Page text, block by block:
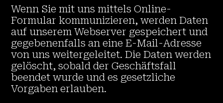
Wenn Sie mit uns mittels Online-
Formular kommunizieren, werden Daten
auf unserem Webserver gespeichert und
gegebenenfalls an eine E-Mail-Adresse
von uns weitergeleitet. Die Daten werden
gelöscht, sobald der Geschäftsfall
beendet wurde und es gesetzliche
Vorgaben erlauben.